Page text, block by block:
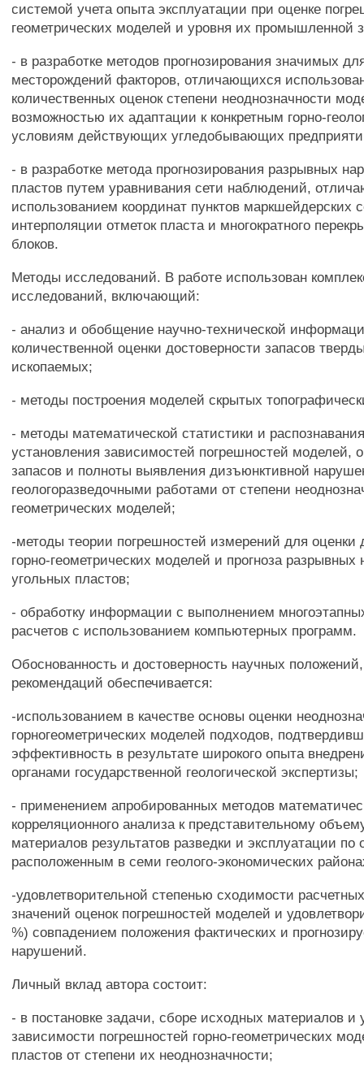
системой учета опыта эксплуатации при оценке
геометрических моделей и уровня их промышленной
- в разработке методов прогнозирования значимых
месторождений факторов, отличающихся
количественных оценок степени неоднозначности
возможностью их адаптации к конкретным горно-
условиям действующих угледобывающих
- в разработке метода прогнозирования разрывных
пластов путем уравнивания сети наблюдений,
использованием координат пунктов маркшейдерских
интерполяции отметок пласта и многократного
блоков.
Методы исследований. В работе использован
исследований, включающий:
- анализ и обобщение научно-технической
количественной оценки достоверности запасов
ископаемых;
- методы построения моделей скрытых
- методы математической статистики и
установления зависимостей погрешностей моделей,
запасов и полноты выявления дизъюнктивной
геологоразведочными работами от степени
геометрических моделей;
-методы теории погрешностей измерений для оценки
горно-геометрических моделей и прогноза
угольных пластов;
- обработку информации с выполнением
расчетов с использованием компьютерных программ.
Обоснованность и достоверность научных
рекомендаций обеспечивается:
-использованием в качестве основы оценки
горногеометрических моделей подходов,
эффективность в результате широкого опыта
органами государственной геологической экспертизы;
- применением апробированных методов
корреляционного анализа к представительному
материалов результатов разведки и эксплуатации по
расположенным в семи геолого-экономических
-удовлетворительной степенью сходимости
значений оценок погрешностей моделей и
%) совпадением положения фактических и
нарушений.
Личный вклад автора состоит:
- в постановке задачи, сборе исходных материалов и
зависимости погрешностей горно-геометрических
пластов от степени их неоднозначности;